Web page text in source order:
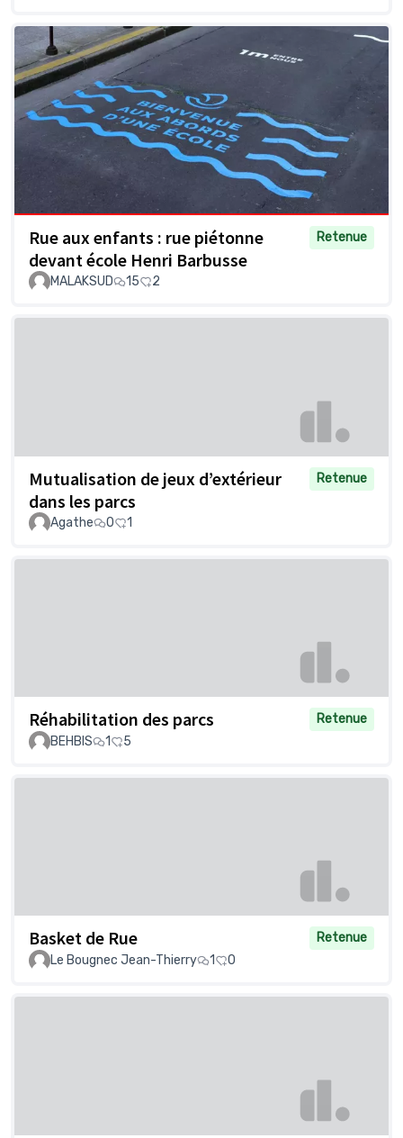
Rue aux enfants : rue piétonne
devant école Henri Barbusse
Retenue
MALAKSUD 15 2
Mutualisation de jeux d’extérieur
dans les parcs
Retenue
Agathe 0 1
Réhabilitation des parcs
Retenue
BEHBIS
1 5
Basket de Rue
Retenue
Le Bougnec Jean-Thierry
1 0